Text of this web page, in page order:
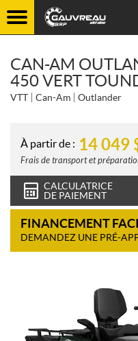
CAN-AM
450 VERT
VTT Can-Am Outlander
À partir de : 14 049
Frais de transport et
CALCULATRICE
DE PAIEMENT
FINANCEMENT
DEMANDEZ UNE PRÉ-